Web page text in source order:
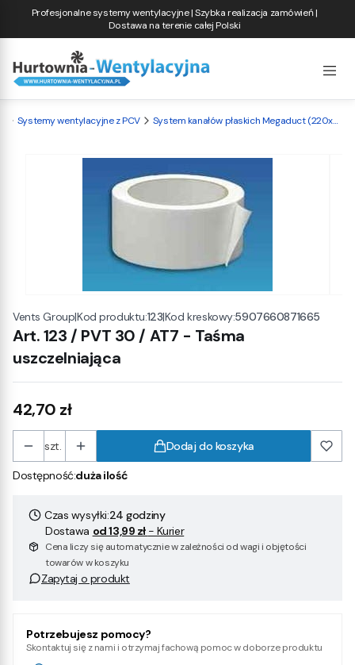
Profesjonalne systemy wentylacyjne | Szybka realizacja zamówień |
Dostawa na terenie całej Polski
Systemy wentylacyjne z PCV System kanałów płaskich Megaduct (220x90mm)
Vents Group|Kod produktu:123|Kod kreskowy:5907660871665
Art. 123 / PVT 30 / AT7 - Taśma
uszczelniająca
Cena
42,70 zł
szt. Dodaj do koszyka
Dostępność:duża ilość
Czas wysyłki:24 godziny
Dostawa od 13,99 zł - Kurier
Cena liczy się automatycznie w zależności od wagi i objętości
towarów w koszyku
Zapytaj o produkt
Potrzebujesz pomocy?
Skontaktuj się z nami i otrzymaj fachową pomoc w doborze produktu